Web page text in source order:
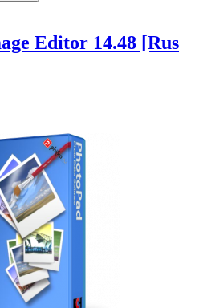
Editor 14.48 [Rus